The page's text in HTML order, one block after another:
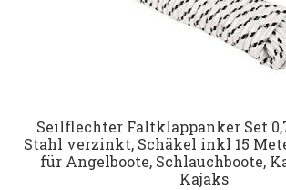
Seilflechter Faltklappanker Set
Stahl verzinkt, Schäkel inkl 15
für Angelboote, Schlauchboote,
Kajaks